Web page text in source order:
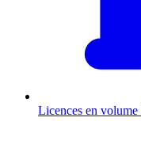
Licences en volume